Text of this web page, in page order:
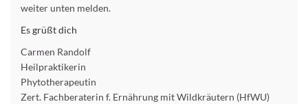
weiter unten melden.
Es grüßt dich
Carmen Randolf
Heilpraktikerin
Phytotherapeutin
Zert. Fachberaterin f. Ernährung mit Wildkräutern (HfWU)